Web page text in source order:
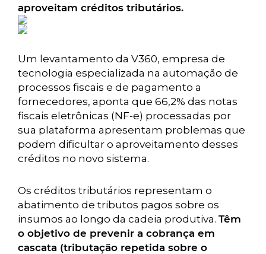
aproveitam créditos tributários.
Um levantamento da V360, empresa de
tecnologia especializada na automação de
processos fiscais e de pagamento a
fornecedores, aponta que 66,2% das notas
fiscais eletrônicas (NF-e) processadas por
sua plataforma apresentam problemas que
podem dificultar o aproveitamento desses
créditos no novo sistema.
Os créditos tributários representam o
abatimento de tributos pagos sobre os
insumos ao longo da cadeia produtiva. Têm
o objetivo de prevenir a cobrança em
cascata (tributação repetida sobre o